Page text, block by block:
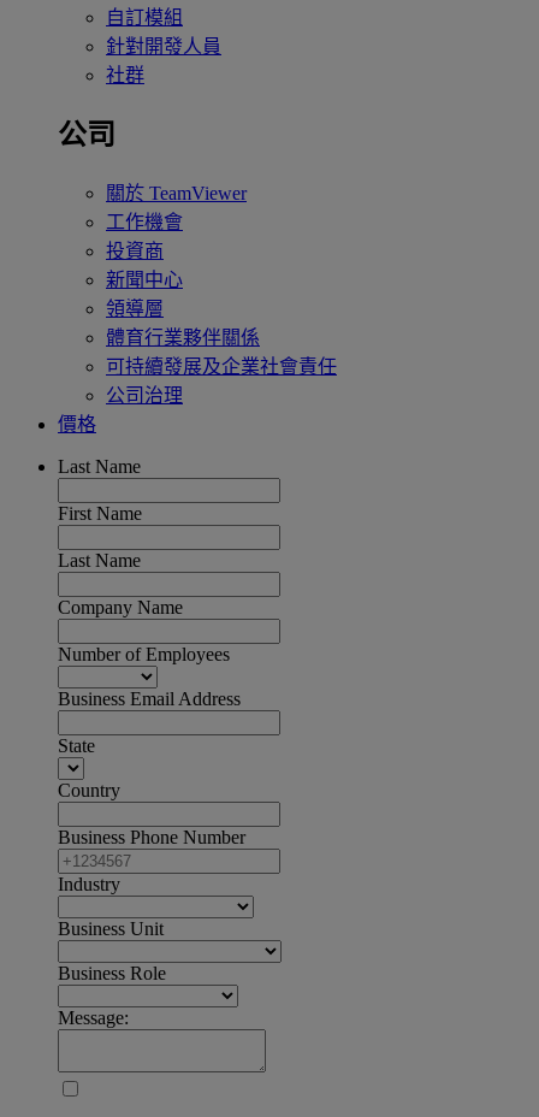
自訂模組
針對開發人員
社群
公司
關於 TeamViewer
工作機會
投資商
新聞中心
領導層
體育行業夥伴關係
可持續發展及企業社會責任
公司治理
價格
Last Name
First Name
Last Name
Company Name
Number of Employees
Business Email Address
State
Country
Business Phone Number
Industry
Business Unit
Business Role
Message: